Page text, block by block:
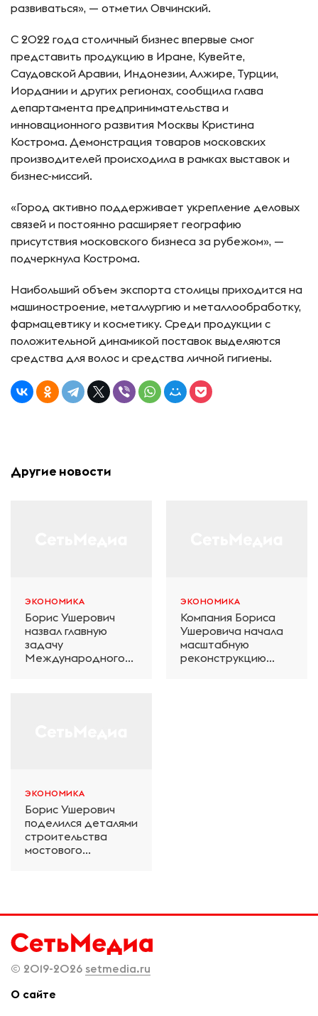
развиваться», — отметил Овчинский.
С 2022 года столичный бизнес впервые смог
представить продукцию в Иране, Кувейте,
Саудовской Аравии, Индонезии, Алжире, Турции,
Иордании и других регионах, сообщила глава
департамента предпринимательства и
инновационного развития Москвы Кристина
Кострома. Демонстрация товаров московских
производителей происходила в рамках выставок и
бизнес-миссий.
«Город активно поддерживает укрепление деловых
связей и постоянно расширяет географию
присутствия московского бизнеса за рубежом», —
подчеркнула Кострома.
Наибольший объем экспорта столицы приходится на
машиностроение, металлургию и металлообработку,
фармацевтику и косметику. Среди продукции с
положительной динамикой поставок выделяются
средства для волос и средства личной гигиены.
Другие новости
ЭКОНОМИКА
Борис Ушерович
назвал главную
задачу
Международного
ЭКОНОМИКА
Компания Бориса
Ушеровича начала
масштабную
реконструкцию
ЭКОНОМИКА
Борис Ушерович
поделился деталями
строительства
мостового
© 2019-2026 setmedia.ru
О сайте